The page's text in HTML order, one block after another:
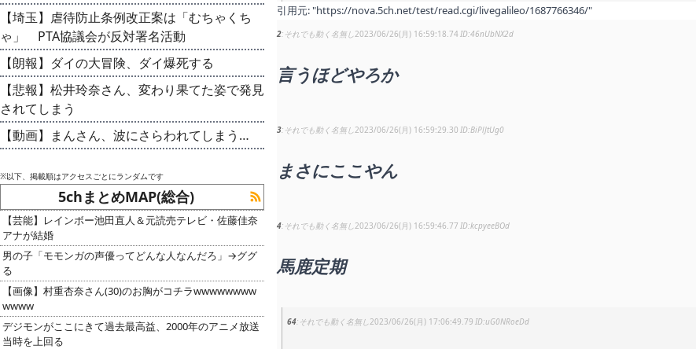
引用元: "https://nova.5ch.net/test/read.cgi/livegalileo/1687766346/"
2 それでも動く名無し2023/06/26(月) 16:59:18.74 46nUbNX2d
言うほどやろか
3 それでも動く名無し2023/06/26(月) 16:59:29.30 BiPlJtUg0
まさにここやん
4 それでも動く名無し2023/06/26(月) 16:59:46.77 kcpyeeBOd
馬鹿定期
64 それでも動く名無し2023/06/26(月) 17:06:49.79 uG0NRoeDd
【埼玉】虐待防止条例改正案は「むちゃくち
ゃ」 PTA協議会が反対署名活動
【朗報】ダイの大冒険、ダイ爆死する
【悲報】松井玲奈さん、変わり果てた姿で発見
されてしまう
【動画】まんさん、波にさらわれてしまう…
※以下、掲載順はアクセスごとにランダムです
5chまとめMAP(総合)
【芸能】レインボー池田直人＆元読売テレビ・佐藤佳奈
アナが結婚
男の子「モモンガの声優ってどんな人なんだろ」→ググ
る
【画像】村重杏奈さん(30)のお胸がコチラwwwwwwww
wwww
デジモンがここにきて過去最高益、2000年のアニメ放送
当時を上回る